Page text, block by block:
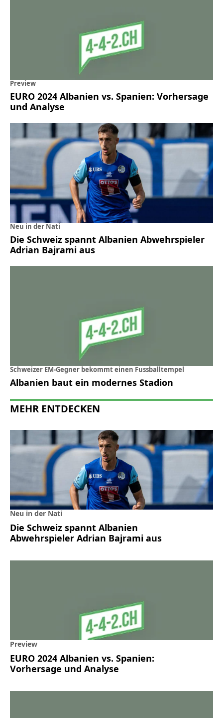
Preview
EURO 2024 Albanien vs. Spanien: Vorhersage
und Analyse
Neu in der Nati
Die Schweiz spannt Albanien Abwehrspieler
Adrian Bajrami aus
Schweizer EM-Gegner bekommt einen Fussballtempel
Albanien baut ein modernes Stadion
MEHR ENTDECKEN
Neu in der Nati
Die Schweiz spannt Albanien
Abwehrspieler Adrian Bajrami aus
Preview
EURO 2024 Albanien vs. Spanien:
Vorhersage und Analyse